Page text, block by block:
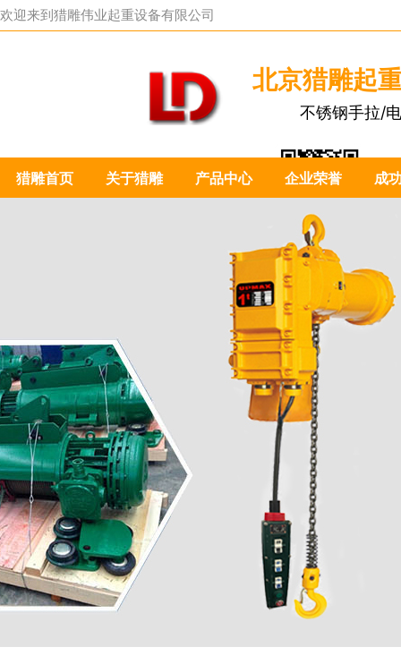
欢迎来到猎雕伟业起重设备有限公司
北京猎雕起
不锈钢手拉/
扫一扫关注我们：
猎雕首页 关于猎雕 产品中心 企业荣誉 成